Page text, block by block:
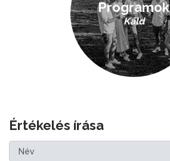
Programok
Káld
Értékelés írása